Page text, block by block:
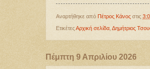
Αναρτήθηκε από Πέτρος Κάνος στις
ΕτικέτεςΑρχική σελίδα Δημήτριος
Πέμπτη 9 Απριλίου 2026